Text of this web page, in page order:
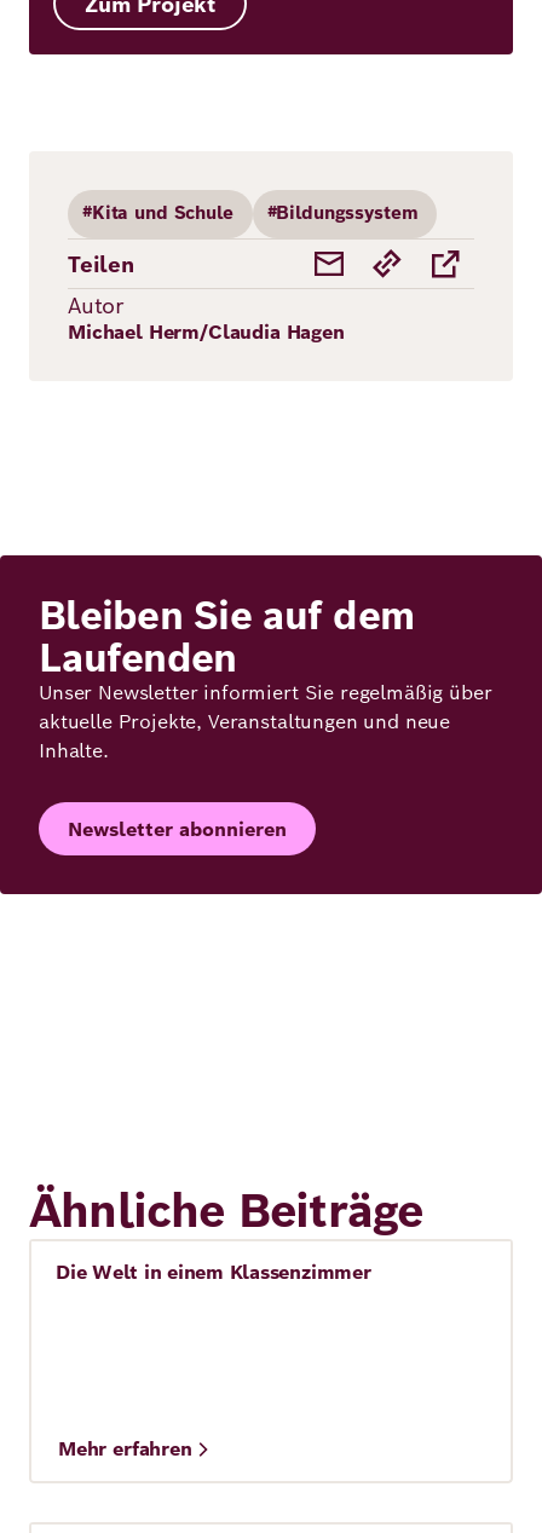
#Kita und Schule #Bildungssystem
Teilen
Autor
Michael Herm/Claudia Hagen
Bleiben Sie auf dem
Laufenden
Unser Newsletter informiert Sie regelmäßig über
aktuelle Projekte, Veranstaltungen und neue
Inhalte.
Newsletter abonnieren
Ähnliche Beiträge
Story
Die Welt in einem Klassenzimmer
Mehr erfahren